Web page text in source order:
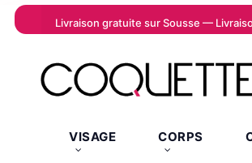
Livraison gratuite sur Sousse —
VISAGE CORPS